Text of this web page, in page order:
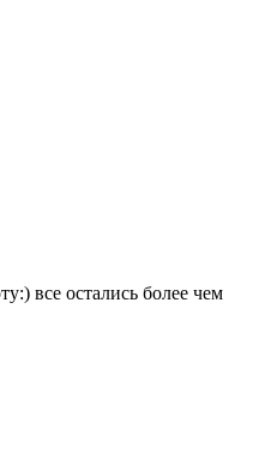
все остались более чем